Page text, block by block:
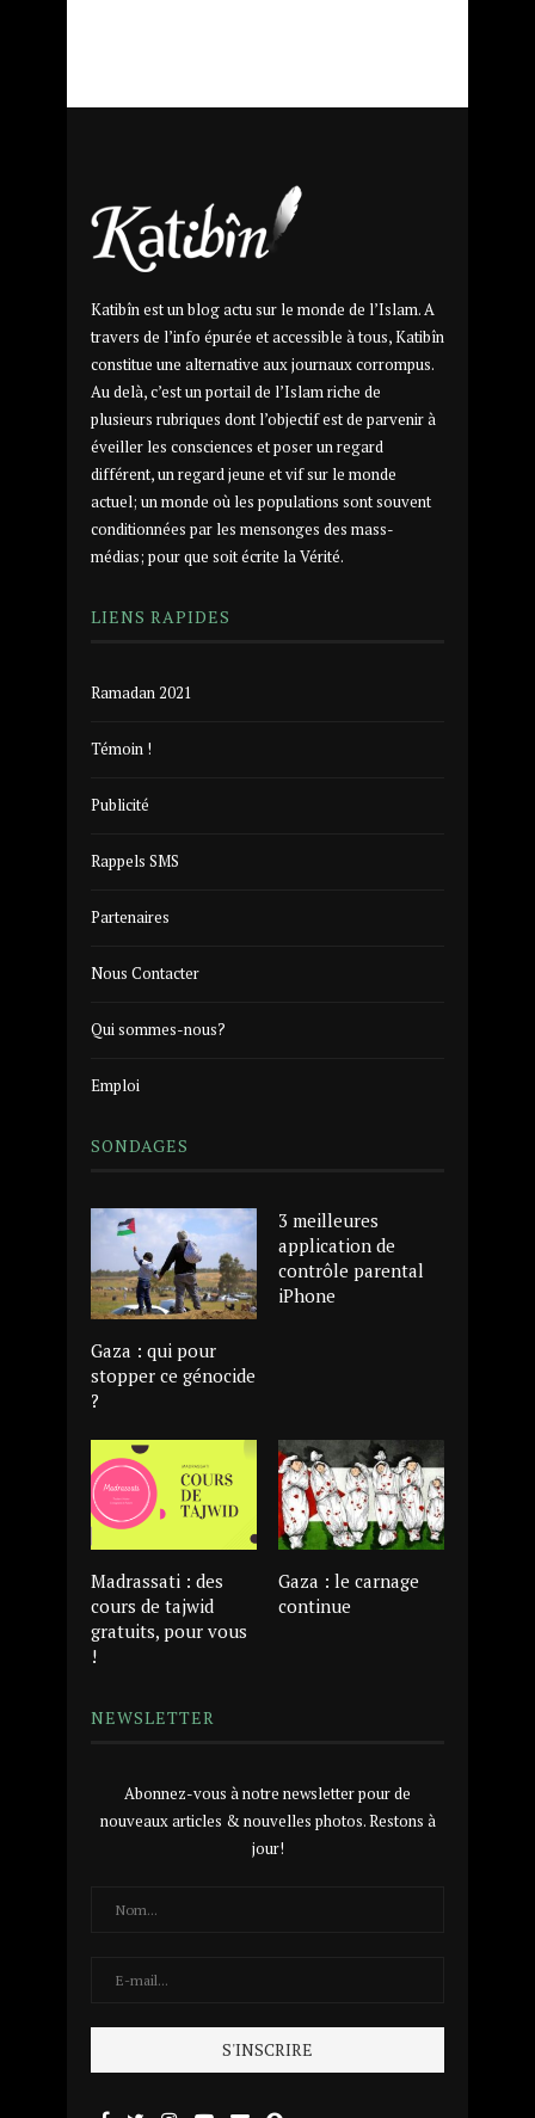
Katibîn est un blog actu sur le monde de l’Islam. A
travers de l’info épurée et accessible à tous, Katibîn
constitue une alternative aux journaux corrompus.
Au delà, c’est un portail de l’Islam riche de
plusieurs rubriques dont l’objectif est de parvenir à
éveiller les consciences et poser un regard
différent, un regard jeune et vif sur le monde
actuel; un monde où les populations sont souvent
conditionnées par les mensonges des mass-
médias; pour que soit écrite la Vérité.
LIENS RAPIDES
Ramadan 2021
Témoin !
Publicité
Rappels SMS
Partenaires
Nous Contacter
Qui sommes-nous?
Emploi
SONDAGES
Gaza : qui pour
stopper ce génocide
?
3 meilleures
application de
contrôle parental
iPhone
Madrassati : des
cours de tajwid
gratuits, pour vous
!
Gaza : le carnage
continue
NEWSLETTER
Abonnez-vous à notre newsletter pour de
nouveaux articles & nouvelles photos. Restons à
jour!